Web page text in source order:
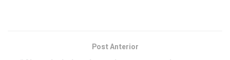
Post Anterior